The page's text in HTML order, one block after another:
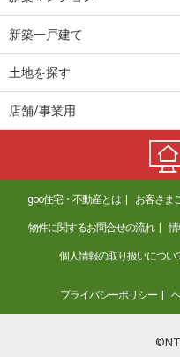
新築一戸建て
土地を探す
店舗/事業用
goo住宅・不動産とは お客さま
物件に関するお問合せの流れ 情
個人情報の取り扱いについ
プライバシーポリシー